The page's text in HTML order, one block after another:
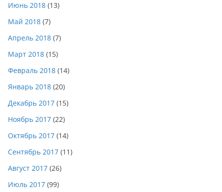
Июнь 2018 (13)
Май 2018 (7)
Апрель 2018 (7)
Март 2018 (15)
Февраль 2018 (14)
Январь 2018 (20)
Декабрь 2017 (15)
Ноябрь 2017 (22)
Октябрь 2017 (14)
Сентябрь 2017 (11)
Август 2017 (26)
Июль 2017 (99)